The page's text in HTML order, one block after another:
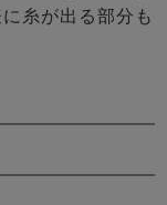
糸が出る部分も